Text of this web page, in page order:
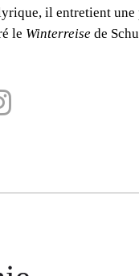
il entretient une
le Winterreise de